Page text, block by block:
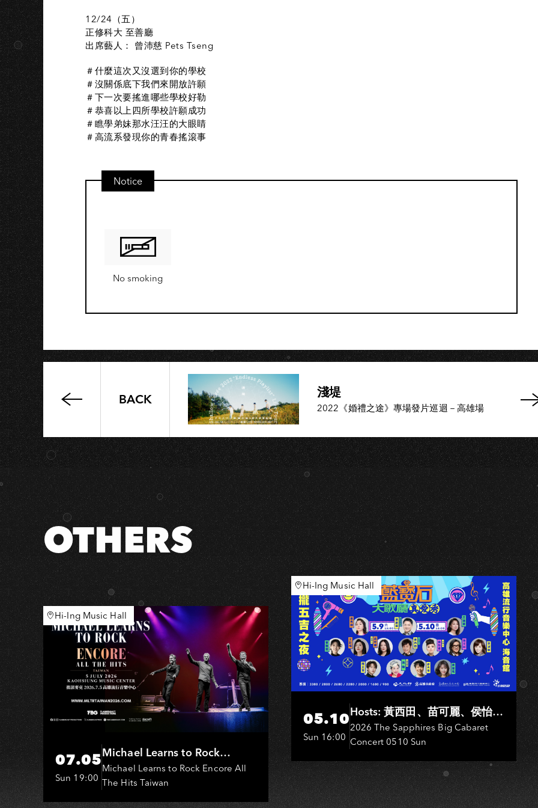
12/24（五）​
正修科大 至善廳
出席藝人： 曾沛慈 Pets Tseng
＃什麼這次又沒選到你的學校
＃沒關係底下我們來開放許願
＃下一次要搖進哪些學校好勒
＃恭喜以上四所學校許願成功
＃瞧學弟妹那水汪汪的大眼睛
＃高流系發現你的青春搖滾事
Notice
No smoking
系：
LOVE
&
ROCK
高
雄
學
子
搖
滾
誌
BACK 淺堤
2022《婚禮之途》專場發片巡迴－高雄場
OTHERS
Hi-Ing Music Hall
07.05
Sun 19:00
Michael Learns to Rock
(MLTR)
Michael Learns to Rock Encore All
The Hits Taiwan
Hi-Ing Music Hall
05.10
Sun 16:00
Hosts: 黃西田、苗可麗、侯怡
君．Entertainers: 葉啟田、鳥來
嬤-吳敏、王彩樺、王瑞霞、吳
淑敏、施文彬、邵大倫、曹雅
雯、陳孟賢、黃露瑤
2026 The Sapphires Big Cabaret
Concert 0510 Sun